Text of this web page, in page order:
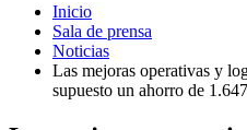
Inicio
Sala de prensa
Noticias
Las mejoras operativas y
supuesto un ahorro de